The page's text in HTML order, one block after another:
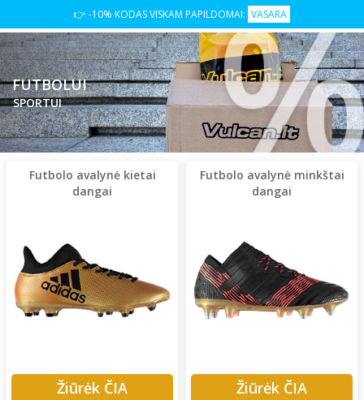
👉 -10% KODAS VISKAM PAPILDOMAI: VASARA
FUTBOLUI
SPORTUI %
Futbolo avalynė kietai
dangai
Žiūrėk ČIA
Futbolo avalynė minkštai
dangai
Žiūrėk ČIA